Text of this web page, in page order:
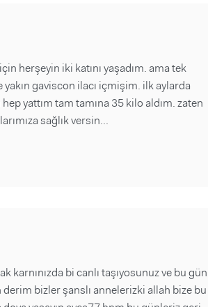
herşeyin iki katını yaşadım. ama tek
gaviscon ilacı içmişim. ilk aylarda
yattım tam tamına 35 kilo aldım. zaten
sağlık versin...
bi canlı taşıyosunuz ve bu gün
bizler şanslı annelerizki allah bize bu